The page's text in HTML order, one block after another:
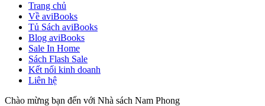
Trang chủ
Về aviBooks
Tủ Sách aviBooks
Blog aviBooks
Sale In Home
Sách Flash Sale
Kết nối kinh doanh
Liên hệ
Chào mừng bạn đến với Nhà sách Nam Phong